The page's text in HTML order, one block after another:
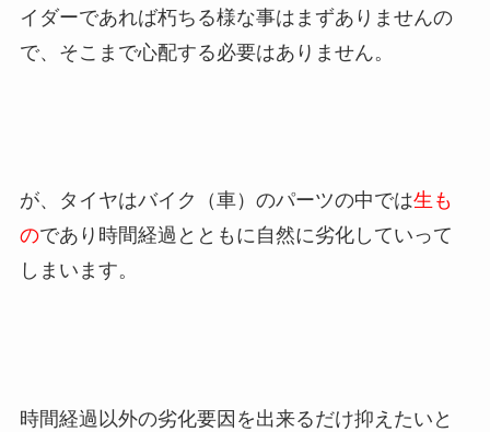
イダーであれば朽ちる様な事はまずありませんの
で、そこまで心配する必要はありません。
が、タイヤはバイク（車）のパーツの中では生も
のであり時間経過とともに自然に劣化していって
しまいます。
時間経過以外の劣化要因を出来るだけ抑えたいと